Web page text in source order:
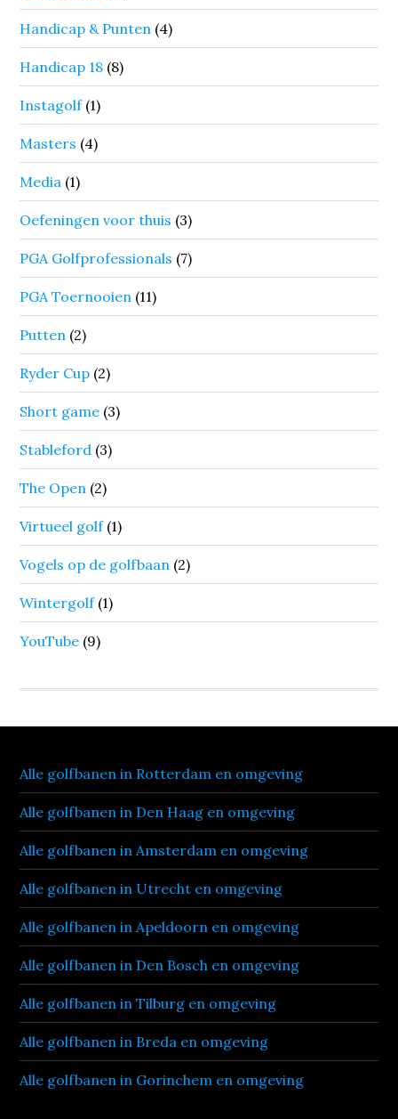
Handicap & Punten (4)
Handicap 18 (8)
Instagolf(1)
Masters (4)
Media (1)
Oefeningen voor thuis (3)
PGA Golfprofessionals (7)
PGA Toernooien (11)
Putten (2)
Ryder Cup (2)
Short game (3)
Stableford (3)
The Open (2)
Virtueel golf(1)
Vogels op de golfbaan (2)
Wintergolf(1)
YouTube (9)
Alle golfbanen in Rotterdam en omgeving
Alle golfbanen in Den Haag en omgeving
Alle golfbanen in Amsterdam en omgeving
Alle golfbanen in Utrecht en omgeving
Alle golfbanen in Apeldoorn en omgeving
Alle golfbanen in Den Bosch en omgeving
Alle golfbanen in Tilburg en omgeving
Alle golfbanen in Breda en omgeving
Alle golfbanen in Gorinchem en omgeving